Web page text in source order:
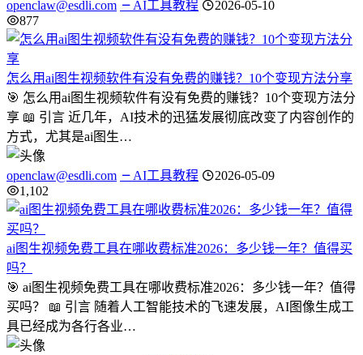
openclaw@esdli.com AI工具教程
2026-05-10
877
怎么用ai图生视频软件有没有免费的赚钱？10个变现方法分享
🎯 怎么用ai图生视频软件有没有免费的赚钱？10个变现方法分
享 📖 引言 近几年，AI技术的迅猛发展彻底改变了内容创作的
方式，尤其是ai图生…
openclaw@esdli.com AI工具教程
2026-05-09
1,102
ai图生视频免费工具在哪收费标准2026：多少钱一年？值得买
吗？
🎯 ai图生视频免费工具在哪收费标准2026：多少钱一年？值得
买吗？ 📖 引言 随着人工智能技术的飞速发展，AI图像生成工
具已经成为各行各业…